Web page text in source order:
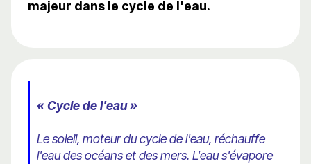
majeur dans le cycle de l'eau.
« Cycle de l'eau »
Le soleil, moteur du cycle de l'eau, réchauffe
l'eau des océans et des mers. L'eau s'évapore